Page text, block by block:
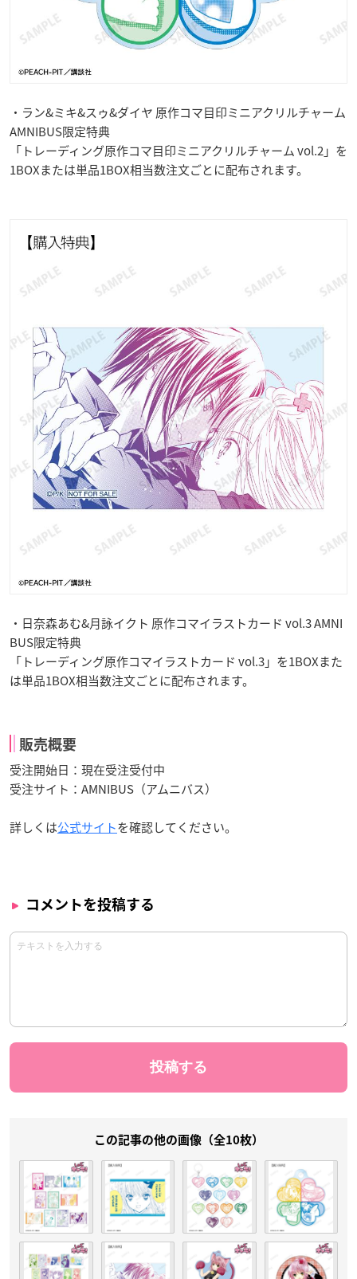
・ラン&ミキ&スゥ&ダイヤ 原作コマ目印ミニアクリルチャーム
AMNIBUS限定特典
「トレーディング原作コマ目印ミニアクリルチャーム vol.2」を
1BOXまたは単品1BOX相当数注文ごとに配布されます。
・日奈森あむ&月詠イクト 原作コマイラストカード vol.3 AMNI
BUS限定特典
「トレーディング原作コマイラストカード vol.3」を1BOXまた
は単品1BOX相当数注文ごとに配布されます。
販売概要
受注開始日：現在受注受付中
受注サイト：AMNIBUS（アムニバス）
詳しくは公式サイトを確認してください。
コメントを投稿する
この記事の他の画像（全10枚）